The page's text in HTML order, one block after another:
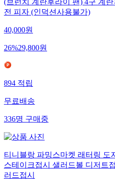
(브런치 계란후라이 팬) 4구 계
전 피자 (인덕션사용불가)
40,000원
26%29,800원
894적립
무료배송
336명구매중
티니블랑 파밍스마켓 래터링 도
스테이크접시 샐러드볼 디저트
러드접시